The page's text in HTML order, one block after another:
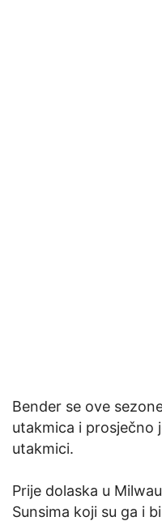
Bender se ove
utakmica i prosječno
utakmici.
Prije dolaska u
Sunsima koji su ga i